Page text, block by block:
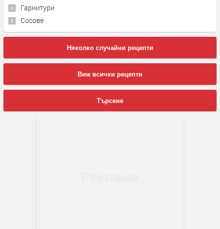
Гарнитури
Сосове
Няколко случайни рецепти
Виж всички рецепти
Търсене